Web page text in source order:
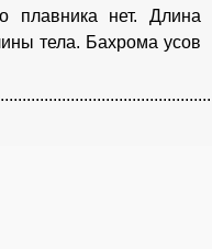
плавника нет. Длина
тела. Бахрома усов